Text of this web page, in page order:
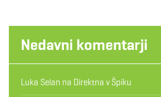
Nedavni komentarji
Luka Selan na Direktna v Špiku